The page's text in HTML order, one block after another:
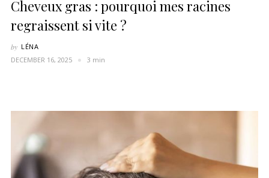
Cheveux gras : pourquoi mes racines
regraissent si vite ?
by LÉNA
DECEMBER 16, 2025
3 min